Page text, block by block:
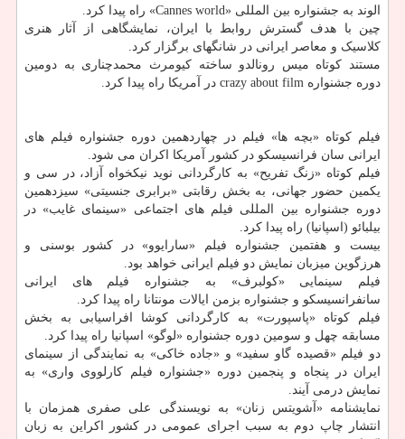
الوند به جشنواره بین المللی «Cannes world» راه پیدا کرد.
چین با هدف گسترش روابط با ایران، نمایشگاهی از آثار هنری
کلاسیک و معاصر ایرانی در شانگهای برگزار کرد.
مستند کوتاه میس رونالدو ساخته کیومرث محمدچناری به دومین
دوره جشنواره crazy about film در آمریکا راه پیدا کرد.
فیلم کوتاه «بچه ها» فیلم در چهاردهمین دوره جشنواره فیلم های
ایرانی سان فرانسیسکو در کشور آمریکا اکران می شود.
فیلم کوتاه «زنگ تفریح» به کارگردانی نوید نیکخواه آزاد، در سی و
یکمین حضور جهانی، به بخش رقابتی «برابری جنسیتی» سیزدهمین
دوره جشنواره بین المللی فیلم های اجتماعی «سینمای غایب» در
بیلبائو (اسپانیا) راه پیدا کرد.
بیست و هفتمین جشنواره فیلم «سارایوو» در کشور بوسنی و
هرزگوین میزبان نمایش دو فیلم ایرانی خواهد بود.
فیلم سینمایی «کولبرف» به جشنواره فیلم های ایرانی
سانفرانسیسکو و جشنواره بزمن ایالات مونتانا راه پیدا کرد.
فیلم کوتاه «پاسپورت» به کارگردانی کوشا افراسیابی به بخش
مسابقه چهل و سومین دوره جشنواره «لوگو» اسپانیا راه پیدا کرد.
دو فیلم «قصیده گاو سفید» و «جاده خاکی» به نمایندگی از سینمای
ایران در پنجاه و پنجمین دوره «جشنواره فیلم کارلووی واری» به
نمایش درمی آیند.
نمایشنامه «آشویتس زنان» به نویسندگی علی صفری همزمان با
انتشار چاپ دوم به سبب اجرای عمومی در کشور اکراین به زبان